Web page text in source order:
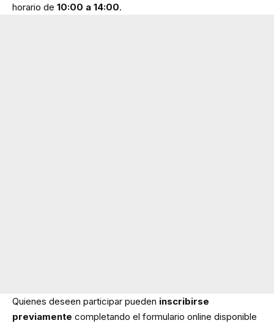
horario de 10:00 a 14:00.
Quienes deseen participar pueden inscribirse
previamente completando el formulario online disponible